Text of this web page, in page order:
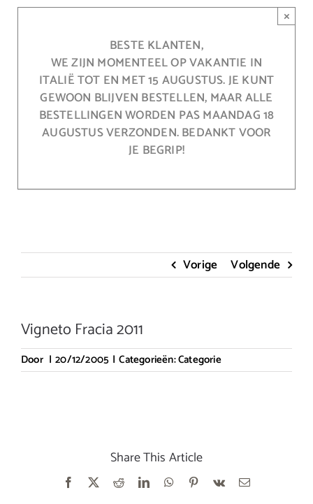
BESTE KLANTEN,
WE ZIJN MOMENTEEL OP VAKANTIE IN
ITALIË TOT EN MET 15 AUGUSTUS. JE KUNT
GEWOON BLIJVEN BESTELLEN, MAAR ALLE
BESTELLINGEN WORDEN PAS MAANDAG 18
AUGUSTUS VERZONDEN. BEDANKT VOOR
JE BEGRIP!
×
Vorige Volgende
Vigneto Fracia 2011
Door | 20/12/2005 | Categorieën:Categorie
Share This Article
Facebook RedditLinkedInWhatsApp
Pinterest
Vk
E-